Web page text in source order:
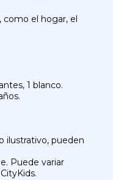
como el hogar, el
1 blanco.
ilustrativo, pueden
Puede variar